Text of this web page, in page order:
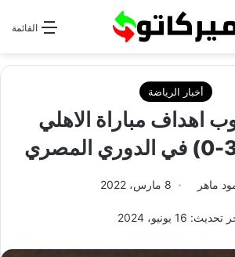
القائمة
أخبار الرياضة
اهداف مباراة الاهلي
ماهر 8 مارس، 2022
16 يونيو، 2024